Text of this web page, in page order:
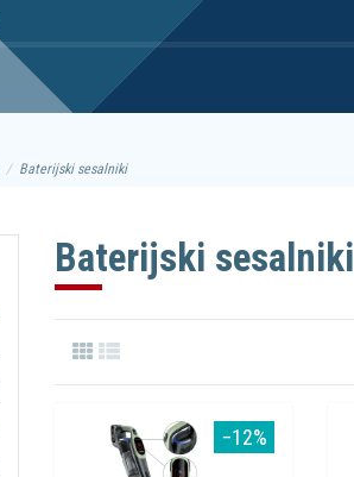
Baterijski sesalniki
Baterijski sesalniki
−12%